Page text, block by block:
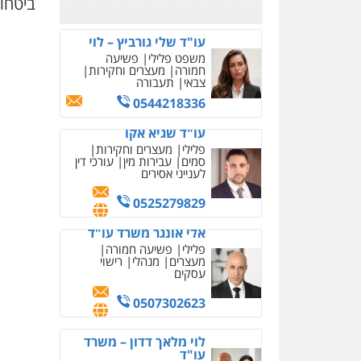
עו"ד אמיר כהן
פלילי מעצרים וחקירות
תעבורה
0537470000
עו"ד ירון גיגי
פלילי צווארון לבן מעצרים
הליכי הסגרה
0522249087
עו"ד רויטל סבג שקד
פלילי פשיעה חמורה
אמצעי לחימה אלימות
עורכי דין לענייני אסירים
0528615306
עו"ד רועי אטיאס